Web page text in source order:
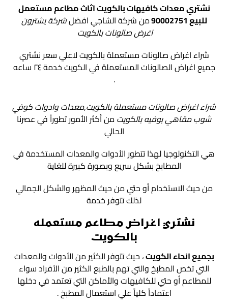
نشتري معدات كافيهات بالكويت اثاث مطاعم مستعمل
للبيع 90002751
من شركة الشاجي افضلشركةيشترون
اغرض صالونات بالكويت
شراء اغراض صالونات مستعملة بالكويت لاعلي سعر نشتري
جميع اغراض الصالونات المستعملة في الكويت خدمة ٢٤ ساعه
.
شراء اغراض صالونات مستعملة بالكويت,معدات وادواتكوفي
شوب مقاهي بوفيه بالكويت من أكثر الأمور تطوراً في عصرنا
الحالي
هي التكنولوجيا لهذا تتطور الأدوات والمعدات المستخدمة في
المطابخ بشكل سريع وبصورة كبيرة للغاية
من حيث الاستخدام أو حتي من حيث المظهر والشكل الجمالي
لذلك تتوفر خدمة
نشتري اغراض مطاعم مستعمله
بالكويت
بجميع انحاء الكويت، حيث تتوفر الكثير من الأدوات والمعدات
التي تخص المطبخ والتي تهم بالطبع الكثير من الأفراد سواء
للمطاعم أو حتي للكافيهات والأماكن التي تعتمد في دخلها
اعتماداً كلياً علي استعمال المطبخ .